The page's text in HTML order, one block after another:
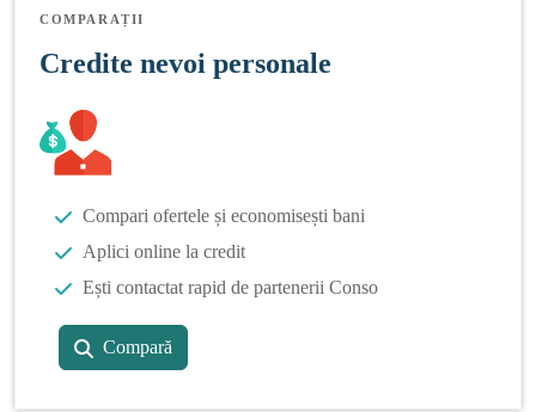
COMPARAȚII
Credite nevoi personale
Compari ofertele și economisești bani
Aplici online la credit
Ești contactat rapid de partenerii Conso
Compară